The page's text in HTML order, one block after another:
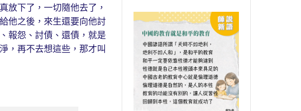
放下了，一切隨他去了，
他之後，來生還要向他討
報怨、討債、還債，就是
，再不去想這些，那才叫